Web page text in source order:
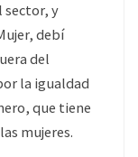
y
debí
del
la igualdad
que tiene
mujeres.